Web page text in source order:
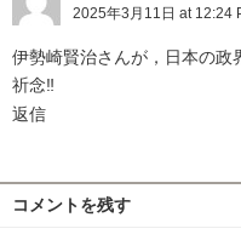
2025年3月11日 at 12:24
伊勢崎賢治さんが，日本の政
祈念‼️
返信
コメントを残す